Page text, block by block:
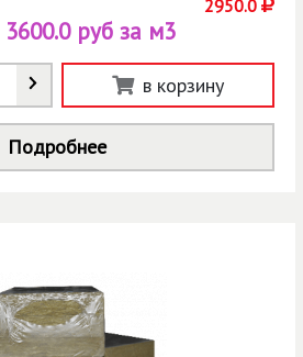
2950.0
3600.0 руб за м3
в корзину
Подробнее